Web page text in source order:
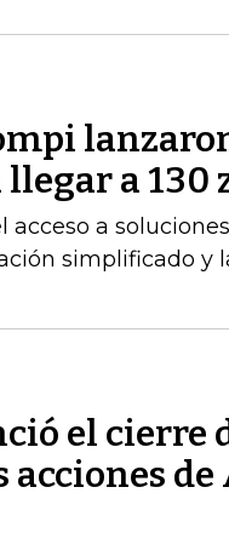
a 130
acceso a
simplificado y
el cierre
acciones